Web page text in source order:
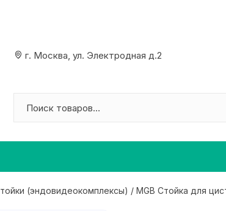
г. Москва, ул. Электродная д.2
(эндовидеокомплексы) / MGB Стойка для